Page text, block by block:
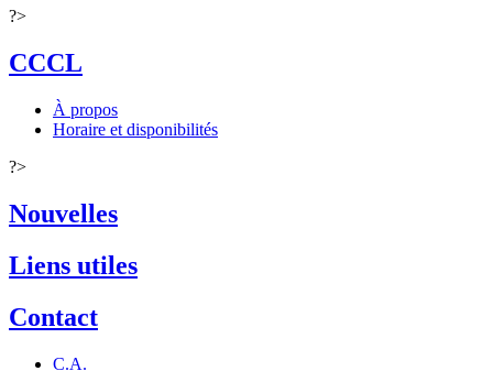
?>
CCCL
À propos
Horaire et disponibilités
?>
Nouvelles
Liens utiles
Contact
C.A.